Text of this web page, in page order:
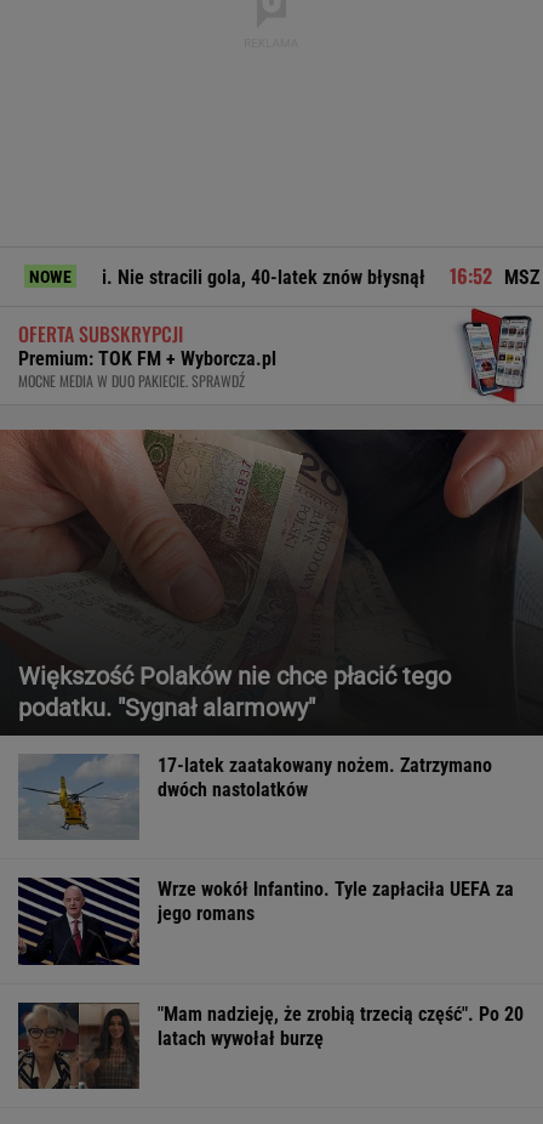
NOWE
stracili gola, 40-latek znów błysnął MSZ odpowiada
OFERTA SUBSKRYPCJI
Premium: TOK FM + Wyborcza.pl
MOCNE MEDIA W DUO PAKIECIE. SPRAWDŹ
Większość Polaków nie chce płacić tego
podatku. "Sygnał alarmowy"
17-latek zaatakowany nożem. Zatrzymano
dwóch nastolatków
Wrze wokół Infantino. Tyle zapłaciła UEFA za
jego romans
"Mam nadzieję, że zrobią trzecią część". Po 20
latach wywołał burzę